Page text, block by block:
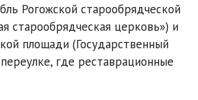
Рогожской старообрядческой
старообрядческая церковь») и
площади (Государственный
где реставрационные